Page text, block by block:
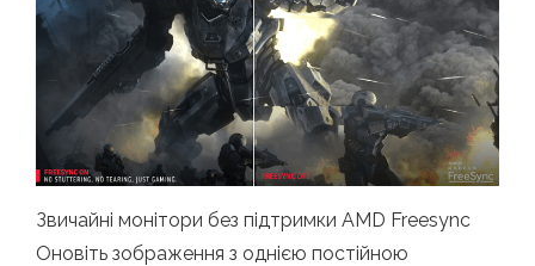
Звичайні монітори без підтримки AMD Freesync
Оновіть зображення з однією постійною